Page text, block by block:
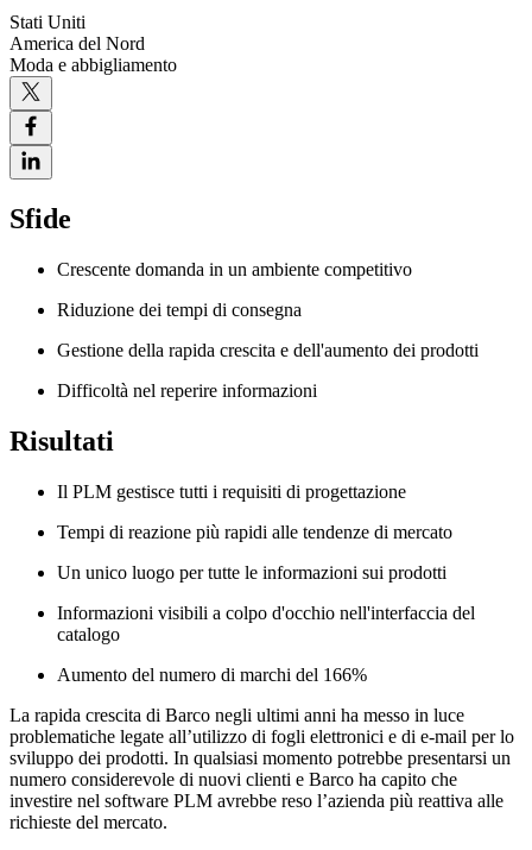
Stati Uniti
America del Nord
Moda e abbigliamento
Sfide
Crescente domanda in un ambiente competitivo
Riduzione dei tempi di consegna
Gestione della rapida crescita e dell'aumento dei prodotti
Difficoltà nel reperire informazioni
Risultati
Il PLM gestisce tutti i requisiti di progettazione
Tempi di reazione più rapidi alle tendenze di mercato
Un unico luogo per tutte le informazioni sui prodotti
Informazioni visibili a colpo d'occhio nell'interfaccia del
catalogo
Aumento del numero di marchi del 166%
La rapida crescita di Barco negli ultimi anni ha messo in luce
problematiche legate all’utilizzo di fogli elettronici e di e-mail per lo
sviluppo dei prodotti. In qualsiasi momento potrebbe presentarsi un
numero considerevole di nuovi clienti e Barco ha capito che
investire nel software PLM avrebbe reso l’azienda più reattiva alle
richieste del mercato.